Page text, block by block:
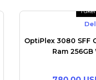
OptiPlex 3080 SFF
Ram